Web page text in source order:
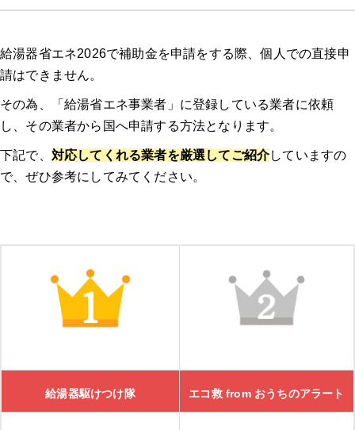
給湯器省エネ2026で補助金を申請をする際、個人での直接申
請はできません。
その為、「給湯省エネ事業者」に登録している業者に依頼
し、その業者から国へ申請する方法となります。
下記で、 対応してくれる業者を厳選してご紹介していますの
で、ぜひ参考にしてみてください。
給湯器駆けつけ隊 エコ救 from おうちのアラート